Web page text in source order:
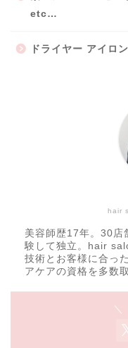
etc…
ドライヤー アイロ
hair
美容師歴17年。30店
験して独立。hair
技術とお客様に合っ
アケアの資格を多数取